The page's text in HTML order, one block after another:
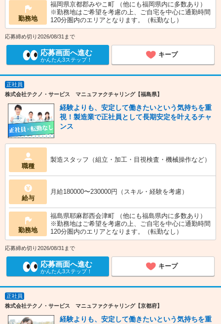
勤務地
福岡県京都郡みやこ町 （他にも福岡県内に多数あり）
※勤務地はご希望を考慮の上、ご自宅を中心に通勤時間
120分圏内のエリアとなります。（転勤なし）
応募締め切り2026/08/31まで
応募画面へ進む
かんたん3ステップ！
キープ
正社員
株式会社テクノ・サービス マニュファクチャリング【福島県】
経験よりも、安定して働きたいという気持ちを重
視！製造業で正社員として長期安定を叶えるチャ
ンス
職種
製造スタッフ（組立・加工・目視検査・機械操作など）
給与
月給180000〜230000円（スキル・経験を考慮）
勤務地
福島県耶麻郡西会津町 （他にも福島県内に多数あり）
※勤務地はご希望を考慮の上、ご自宅を中心に通勤時間
120分圏内のエリアとなります。（転勤なし）
応募締め切り2026/08/31まで
応募画面へ進む
かんたん3ステップ！
キープ
正社員
株式会社テクノ・サービス マニュファクチャリング【京都府】
経験よりも、安定して働きたいという気持ちを重